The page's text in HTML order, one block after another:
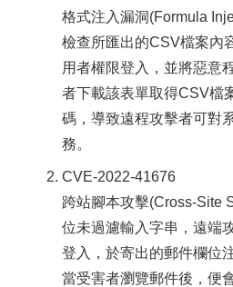
格式注入漏洞(Formula
檢查所匯出的CSV檔案內
用者權限登入，並將惡意
者下載該表單取得CSV檔
碼，導致遠程攻擊者可對
務。
CVE-2022-41676
跨站腳本攻擊(Cross-Site
位未過濾輸入字串，遠端
登入，於寄出的郵件欄位
當受害者瀏覽郵件後，便